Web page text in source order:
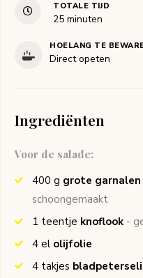
TOTALE TIJD
25minuten
minuten
HOELANG TE
Direct opeten
Ingrediënten
Voor de salade:
400 g grote garnalen
schoongemaakt
1 teentje knoflook -
4 el olijfolie
4 takjes